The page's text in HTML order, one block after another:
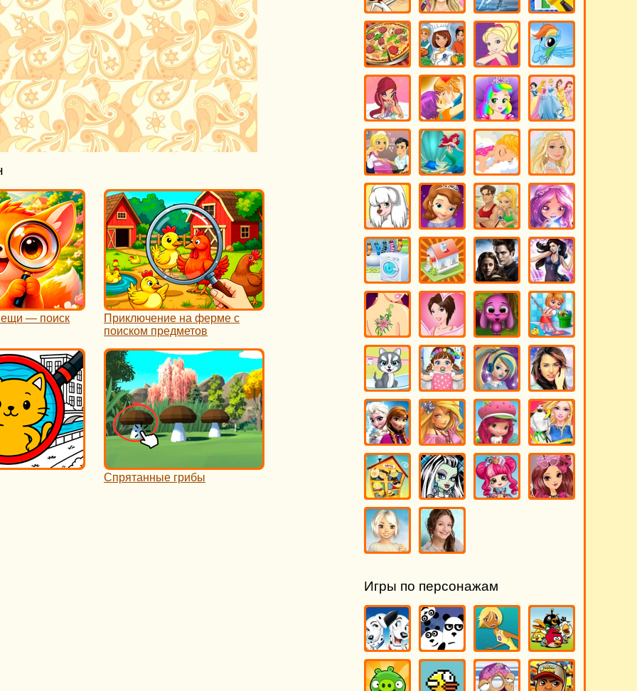
— поиск
Приключение на ферме с
поиском предметов
Спрятанные грибы
Игры по персонажам